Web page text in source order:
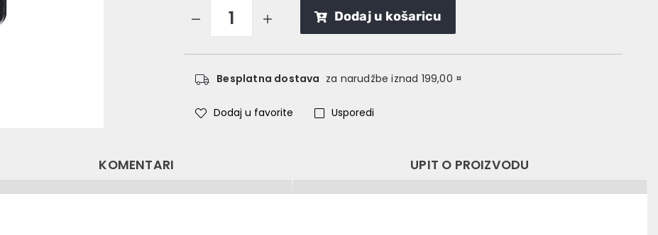
Dodaj u košaricu
Besplatna dostava za narudžbe iznad 199,00 ¤
Dodaj u favorite Usporedi
KOMENTARI UPIT O PROIZVODU